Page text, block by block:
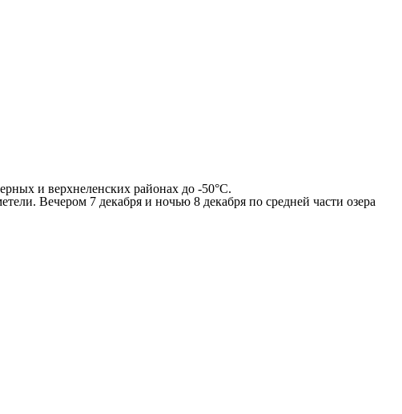
и верхнеленских районах до -50°С.
Вечером 7 декабря и ночью 8 декабря по средней части озера